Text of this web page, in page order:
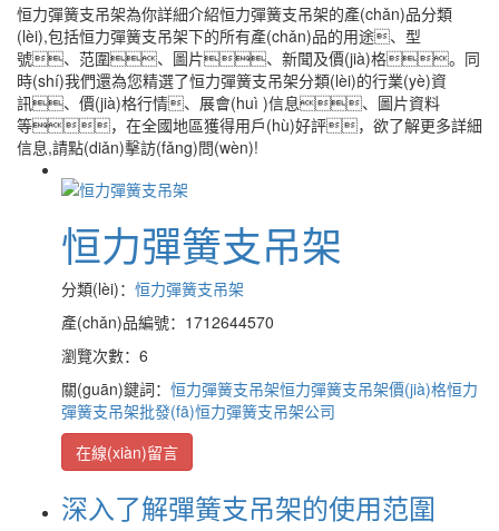
恒力彈簧支吊架為你詳細介紹恒力彈簧支吊架的產(chǎn)品分類
(lèi),包括恒力彈簧支吊架下的所有產(chǎn)品的用途、型
號、范圍、圖片、新聞及價(jià)格。同
時(shí)我們還為您精選了恒力彈簧支吊架分類(lèi)的行業(yè)資
訊、價(jià)格行情、展會(huì )信息、圖片資料
等，在全國地區獲得用戶(hù)好評，欲了解更多詳細
信息,請點(diǎn)擊訪(fǎng)問(wèn)!
恒力彈簧支吊架
分類(lèi)： 恒力彈簧支吊架
產(chǎn)品編號：1712644570
瀏覽次數：6
關(guān)鍵詞： 恒力彈簧支吊架恒力彈簧支吊架價(jià)格恒力
彈簧支吊架批發(fā)恒力彈簧支吊架公司
在線(xiàn)留言
深入了解彈簧支吊架的使用范圍